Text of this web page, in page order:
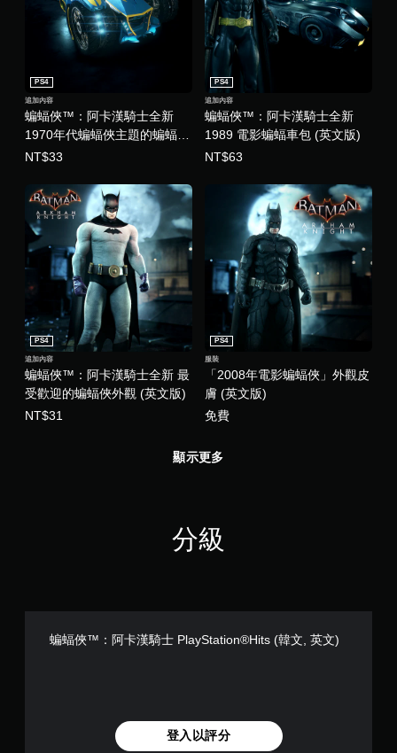
蝙蝠俠™：阿卡漢騎士全新
1970年代蝙蝠俠主題的蝙蝠車
外觀 (英文版)
PS4
追加內容
NT$33
蝙蝠俠™：阿卡漢騎士全新
1989 電影蝙蝠車包 (英文版)
PS4
追加內容
NT$63
蝙蝠俠™：阿卡漢騎士全新 最
受歡迎的蝙蝠俠外觀 (英文版)
PS4
追加內容
NT$31
「2008年電影蝙蝠俠」外觀皮
膚 (英文版)
PS4
服裝
免費
顯示更多
分級
蝙蝠俠™：阿卡漢騎士 PlayStation®Hits (韓文, 英文)
登入以評分